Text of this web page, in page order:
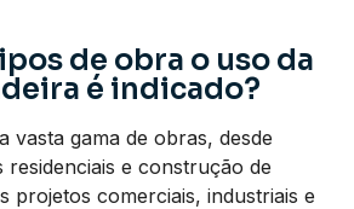
de obra o uso da
é indicado?
vasta gama de obras, desde
e construção de
projetos comerciais, industriais e